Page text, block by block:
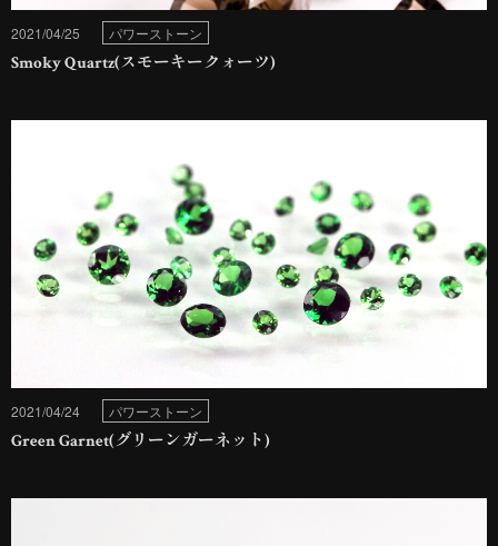
2021/04/25 パワーストーン
Smoky Quartz(スモーキークォーツ)
2021/04/24 パワーストーン
Green Garnet(グリーンガーネット)